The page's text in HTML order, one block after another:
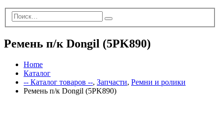
Ремень п/к Dongil (5PK890)
Home
Каталог
-- Каталог товаров --, Запчасти, Ремни и ролики
Ремень п/к Dongil (5PK890)